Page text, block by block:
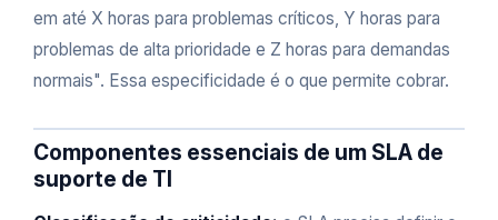
em até X horas para problemas críticos, Y horas para
problemas de alta prioridade e Z horas para demandas
normais". Essa especificidade é o que permite cobrar.
Componentes essenciais de um SLA de
suporte de TI